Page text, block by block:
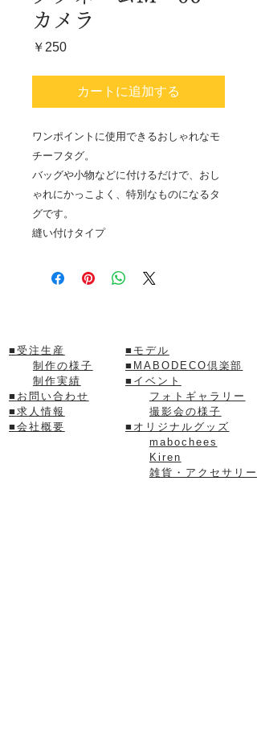
カメラ
￥250価
カートに追加する
ワンポイントに使用できるおしゃれなモ
チーフタグ。
バッグや小物などに付けるだけで、おし
ゃれにかっこよく、特別なものになるタ
グです。
縫い付けタイプ
■モデル
■ MABODECO倶楽部
■ イベント
フォトギャラリー
撮影会の様子
■ オリジナルグッズ
mabochees
Kiren
雑貨・アクセサリー
■ 受注生産
制作の様子
制作実績
■ お問い合わせ
■ 求人情報
■ 会社概要